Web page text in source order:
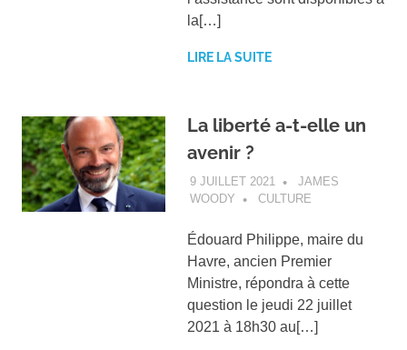
la[…]
LIRE LA SUITE
La liberté a-t-elle un
avenir ?
9 JUILLET 2021
JAMES
WOODY
CULTURE
Édouard Philippe, maire du
Havre, ancien Premier
Ministre, répondra à cette
question le jeudi 22 juillet
2021 à 18h30 au[…]